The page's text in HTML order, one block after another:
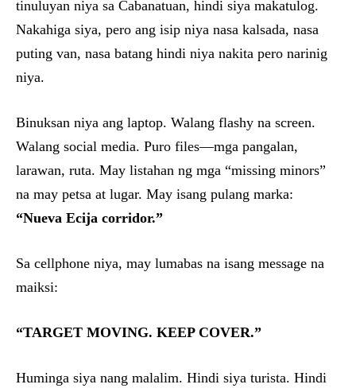
tinuluyan niya sa Cabanatuan, hindi siya makatulog.
Nakahiga siya, pero ang isip niya nasa kalsada, nasa
puting van, nasa batang hindi niya nakita pero narinig
niya.
Binuksan niya ang laptop. Walang flashy na screen.
Walang social media. Puro files—mga pangalan,
larawan, ruta. May listahan ng mga “missing minors”
na may petsa at lugar. May isang pulang marka:
“Nueva Ecija corridor.”
Sa cellphone niya, may lumabas na isang message na
maiksi:
“TARGET MOVING. KEEP COVER.”
Huminga siya nang malalim. Hindi siya turista. Hindi